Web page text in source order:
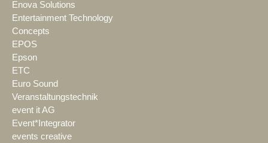
Enova Solutions
Entertainment Technology
Concepts
EPOS
Epson
ETC
Euro Sound
Veranstaltungstechnik
event it AG
Event*Integrator
events creative